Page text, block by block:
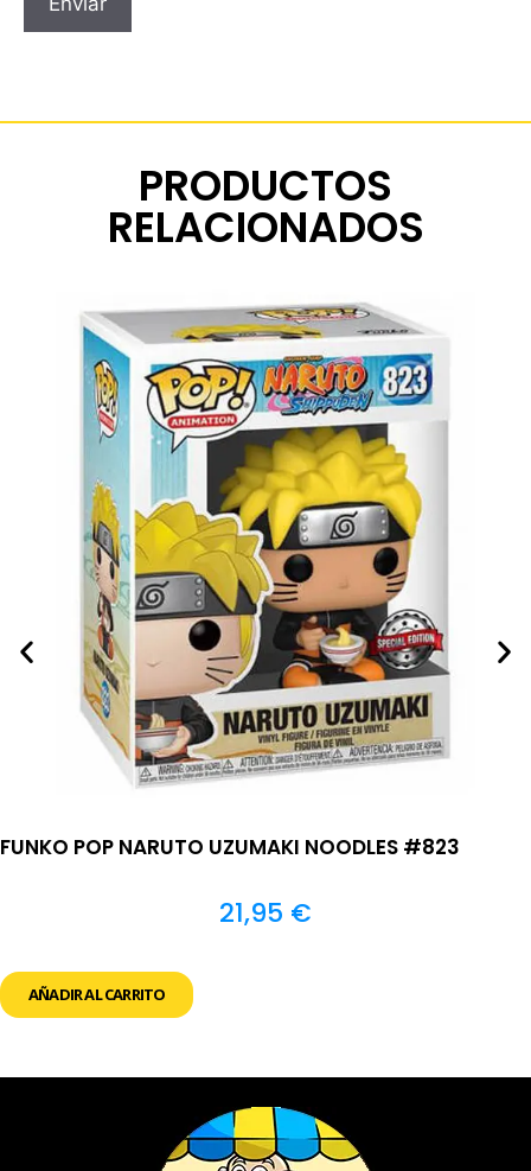
PRODUCTOS
RELACIONADOS
FUNKO POP NARUTO UZUMAKI NOODLES #823
21,95 €
AÑADIR AL CARRITO